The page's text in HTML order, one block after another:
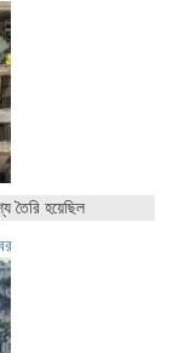
তৈরি হয়েছিল